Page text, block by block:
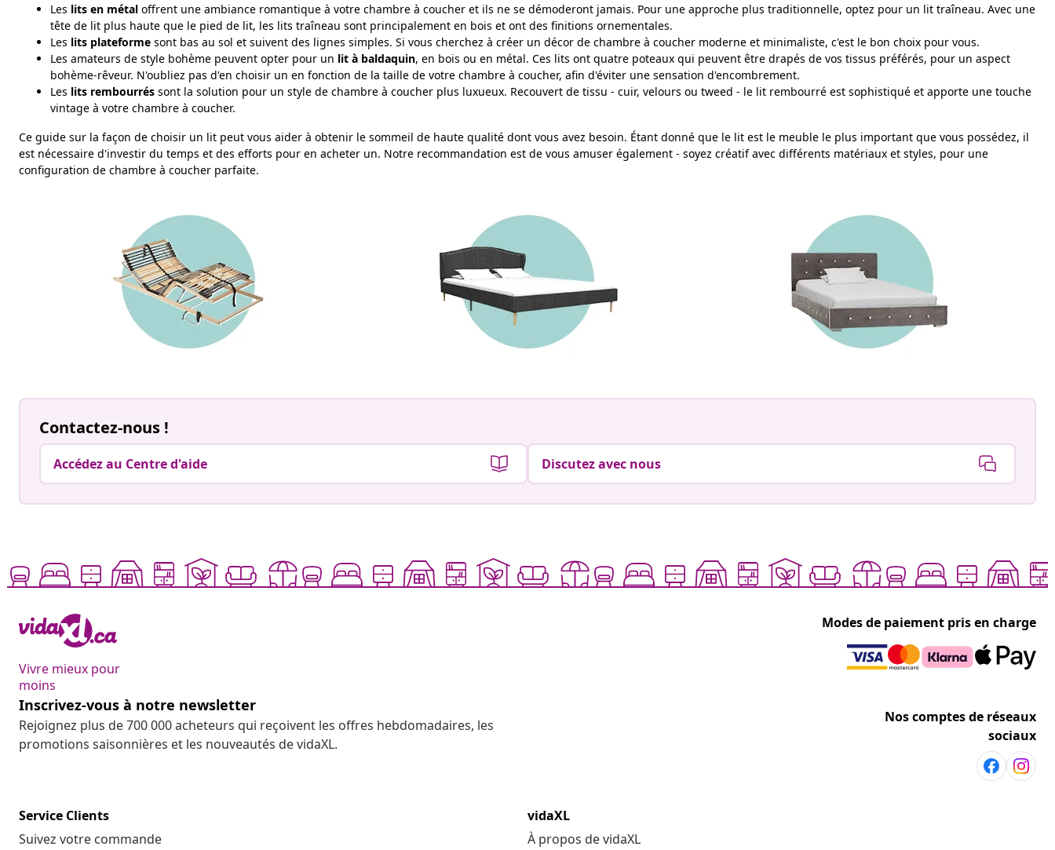
Les lits en métal offrent une ambiance romantique à votre chambre à coucher et ils ne se démoderont jamais. Pour une approche plus traditionnelle, optez pour un lit traîneau. Avec une
tête de lit plus haute que le pied de lit, les lits traîneau sont principalement en bois et ont des finitions ornementales.
Les lits plateforme sont bas au sol et suivent des lignes simples. Si vous cherchez à créer un décor de chambre à coucher moderne et minimaliste, c'est le bon choix pour vous.
Les amateurs de style bohème peuvent opter pour un lit à baldaquin, en bois ou en métal. Ces lits ont quatre poteaux qui peuvent être drapés de vos tissus préférés, pour un aspect
bohème-rêveur. N'oubliez pas d'en choisir un en fonction de la taille de votre chambre à coucher, afin d'éviter une sensation d'encombrement.
Les lits rembourrés sont la solution pour un style de chambre à coucher plus luxueux. Recouvert de tissu - cuir, velours ou tweed - le lit rembourré est sophistiqué et apporte une touche
vintage à votre chambre à coucher.
Ce guide sur la façon de choisir un lit peut vous aider à obtenir le sommeil de haute qualité dont vous avez besoin. Étant donné que le lit est le meuble le plus important que vous possédez, il
est nécessaire d'investir du temps et des efforts pour en acheter un. Notre recommandation est de vous amuser également - soyez créatif avec différents matériaux et styles, pour une
configuration de chambre à coucher parfaite.
Contactez-nous !
Accédez au Centre d'aide Discutez avec nous
Vivre mieux pour
moins
Modes de paiement pris en charge
Inscrivez-vous à notre newsletter
Rejoignez plus de 700 000 acheteurs qui reçoivent les offres hebdomadaires, les
promotions saisonnières et les nouveautés de vidaXL.
Nos comptes de réseaux
sociaux
Service Clients
Suivez votre commande
vidaXL
À propos de vidaXL